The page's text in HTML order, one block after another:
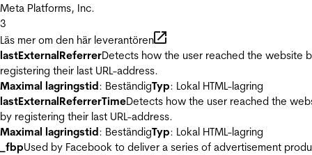
Meta Platforms, Inc.
3
Läs mer om den här leverantören
lastExternalReferrerDetects how the user reached the website
registering their last URL-address.
Maximal lagringstid: BeständigTyp: Lokal HTML-lagring
lastExternalReferrerTimeDetects how the user reached the
by registering their last URL-address.
Maximal lagringstid: BeständigTyp: Lokal HTML-lagring
_fbpUsed by Facebook to deliver a series of advertisement